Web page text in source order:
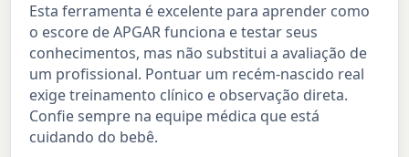
Esta ferramenta é excelente para aprender como
o escore de APGAR funciona e testar seus
conhecimentos, mas não substitui a avaliação de
um profissional. Pontuar um recém-nascido real
exige treinamento clínico e observação direta.
Confie sempre na equipe médica que está
cuidando do bebê.